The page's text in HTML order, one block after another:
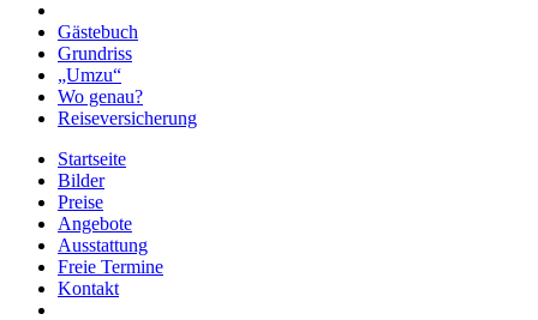
Gästebuch
Grundriss
„Umzu“
Wo genau?
Reiseversicherung
Startseite
Bilder
Preise
Angebote
Ausstattung
Freie Termine
Kontakt